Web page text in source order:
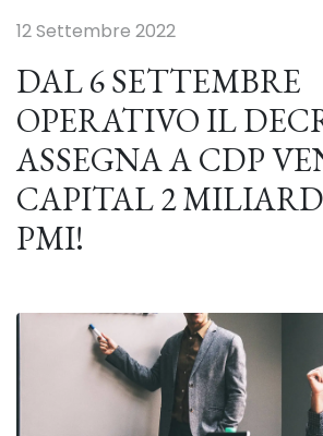
12 Settembre 2022
DAL 6 SETTEMBRE
OPERATIVO IL
ASSEGNA A CDP
CAPITAL 2
PMI!